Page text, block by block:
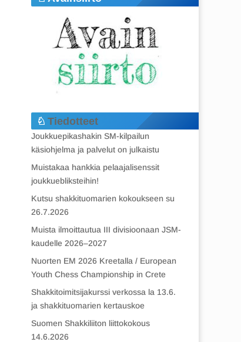
Tiedotteet
Joukkuepikashakin SM-kilpailun
käsiohjelma ja palvelut on julkaistu
Muistakaa hankkia pelaajalisenssit
joukkuebliksteihin!
Kutsu shakkituomarien kokoukseen su
26.7.2026
Muista ilmoittautua III divisioonaan JSM-
kaudelle 2026–2027
Nuorten EM 2026 Kreetalla / European
Youth Chess Championship in Crete
Shakkitoimitsijakurssi verkossa la 13.6.
ja shakkituomarien kertauskoe
Suomen Shakkiliiton liittokokous
14.6.2026